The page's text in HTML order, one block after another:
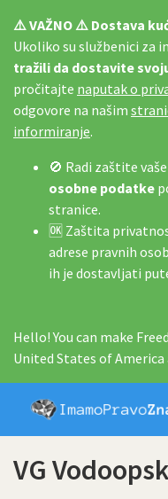
⚠️ VAŽNO ⚠️ Dostava
Ukoliko su službenici za
tražili da dostavite
pročitajte naputak o
odgovore na našim
informiranje.
🚫 Radi zaštite
osobne podatke
stranice.
🆗 Zaštita
adrese pravnih
ih je dostavljati
Hello! You can make
United States of America
VG